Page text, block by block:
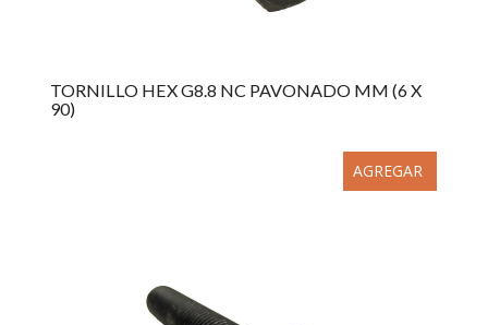
TORNILLO HEX G8.8 NC PAVONADO MM (6 X
90)
AGREGAR